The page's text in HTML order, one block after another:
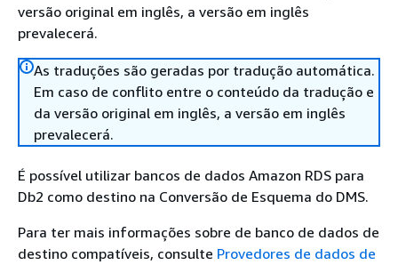
versão original em inglês, a versão em inglês
prevalecerá.
As traduções são geradas por tradução automática.
Em caso de conflito entre o conteúdo da tradução e
da versão original em inglês, a versão em inglês
prevalecerá.
É possível utilizar bancos de dados Amazon RDS para
Db2 como destino na Conversão de Esquema do DMS.
Para ter mais informações sobre de banco de dados de
destino compatíveis, consulte Provedores de dados de